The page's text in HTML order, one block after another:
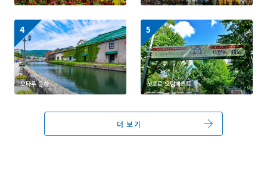
오타루 운하
https://www.visit-
hokkaido.jp/kr/spot/det
ail_10040.html
삿포로 오텀페스트
https://www.visit-
hokkaido.jp/kr/event/de
tail_11012.html
더 보기